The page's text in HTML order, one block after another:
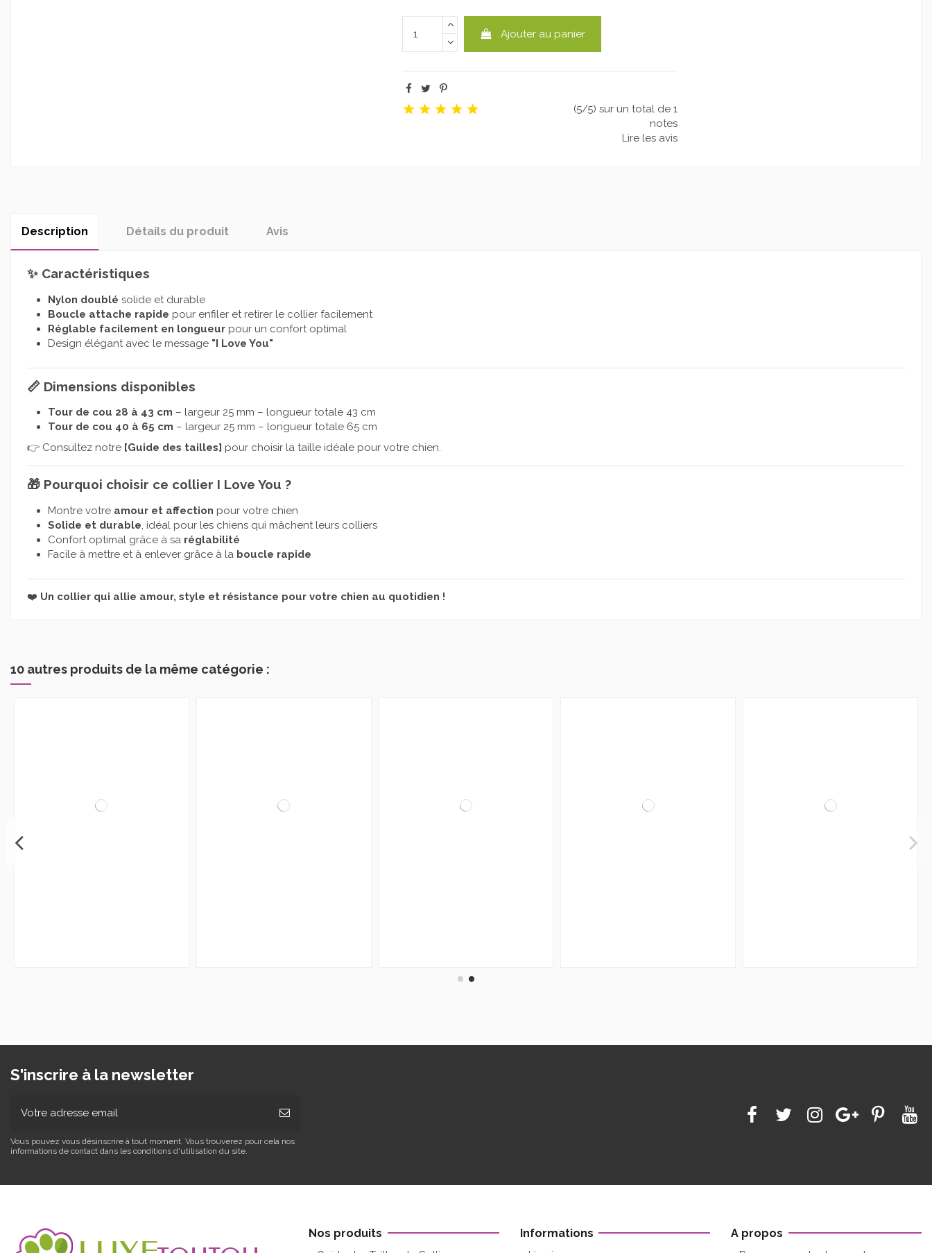
Ajouter au panier
(5/5) sur un total de 1
notes
Lire les avis
Description Détails du produit Avis
✨ Caractéristiques
Nylon doublé solide et durable
Boucle attache rapide pour enfiler et retirer le collier facilement
Réglable facilement en longueurpour un confort optimal
Design élégant avec le message "I Love You"
📏 Dimensions disponibles
Tour de cou 28 à 43 cm – largeur 25 mm – longueur totale 43 cm
Tour de cou 40 à 65 cm – largeur 25 mm – longueur totale 65 cm
👉 Consultez notre [Guide des tailles] pour choisir la taille idéale pour votre chien.
🎁 Pourquoi choisir ce collier I Love You ?
Montre votre amour et affection pour votre chien
Solide et durable , idéal pour les chiens qui mâchent leurs colliers
Confort optimal grâce à sa réglabilité
Facile à mettre et à enlever grâce à la boucle rapide
❤️ Un collier qui allie amour, style et résistance pour votre chien au quotidien !
10 autres produits de la même catégorie :
S'inscrire à la newsletter
Vous pouvez vous désinscrire à tout moment. Vous trouverez pour cela nos
informations de contact dans les conditions d'utilisation du site.
Nos produits Informations A propos